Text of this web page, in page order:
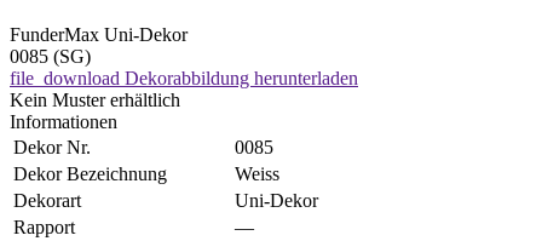
FunderMax Uni-Dekor
0085 (SG)
file_download Dekorabbildung herunterladen
Kein Muster erhältlich
Informationen
Dekor Nr.
0085
Dekor Bezeichnung
Weiss
Dekorart
Uni-Dekor
Rapport
—